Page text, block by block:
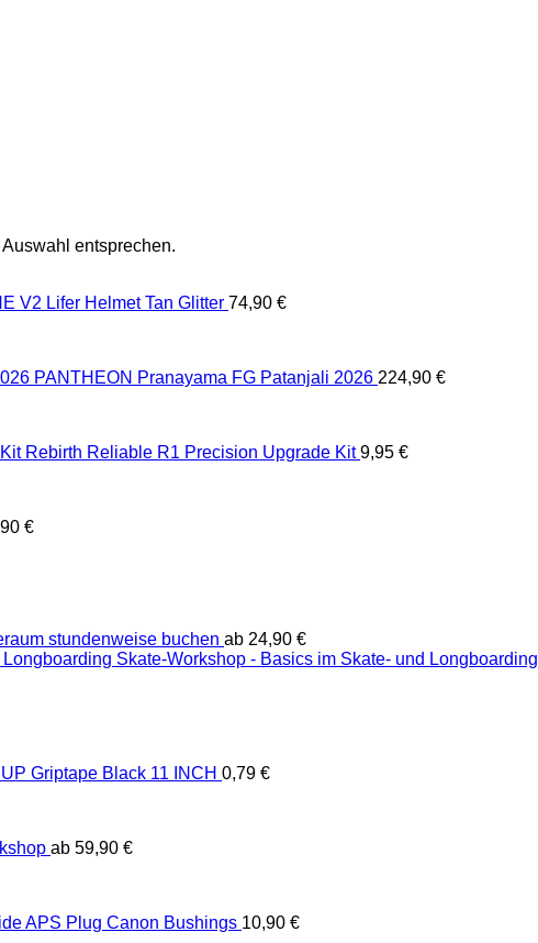
entsprechen.
V2 Lifer Helmet Tan Glitter 74,90 €
PANTHEON Pranayama FG Patanjali 2026 224,90 €
Rebirth Reliable R1 Precision Upgrade Kit 9,95 €
€
stundenweise buchen ab 24,90 €
Skate-Workshop - Basics im Skate- und Longboarding
Griptape Black 11 INCH 0,79 €
ab 59,90 €
APS Plug Canon Bushings 10,90 €